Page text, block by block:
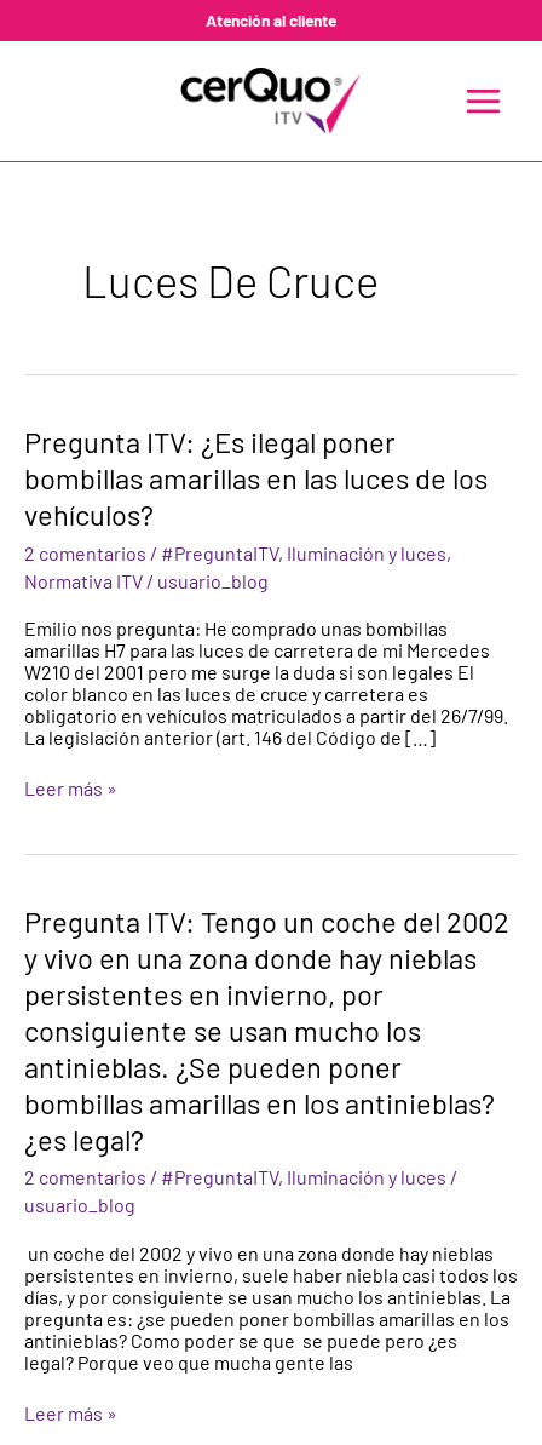
Atención al cliente
MENU
Luces De Cruce
Pregunta ITV: ¿Es ilegal poner
bombillas amarillas en las luces de los
vehículos?
2 comentarios / #PreguntaITV, Iluminación y luces,
Normativa ITV / usuario_blog
Emilio nos pregunta: He comprado unas bombillas
amarillas H7 para las luces de carretera de mi Mercedes
W210 del 2001 pero me surge la duda si son legales El
color blanco en las luces de cruce y carretera es
obligatorio en vehículos matriculados a partir del 26/7/99.
La legislación anterior (art. 146 del Código de […]
Pregunta
ITV:
¿Es
poner
bombillas
amarillas
en
luces
de
los
vehículos?
Leer más »
Pregunta ITV: Tengo un coche del 2002
y vivo en una zona donde hay nieblas
persistentes en invierno, por
consiguiente se usan mucho los
antinieblas. ¿Se pueden poner
bombillas amarillas en los antinieblas?
¿es legal?
2 comentarios / #PreguntaITV, Iluminación y luces /
usuario_blog
un coche del 2002 y vivo en una zona donde hay nieblas
persistentes en invierno, suele haber niebla casi todos los
días, y por consiguiente se usan mucho los antinieblas. La
pregunta es: ¿se pueden poner bombillas amarillas en los
antinieblas? Como poder se que se puede pero ¿es
legal? Porque veo que mucha gente las
Pregunta
ITV:
Tengo
un
coche
2002
y
en
zona
donde
nieblas
en
invierno,
por
consiguiente
se
usan
los
Leer más »